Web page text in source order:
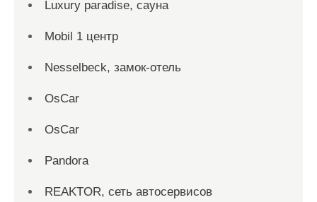
Luxury paradise, сауна
Mobil 1 центр
Nesselbeck, замок-отель
OsCar
OsCar
Pandora
REAKTOR, сеть автосервисов